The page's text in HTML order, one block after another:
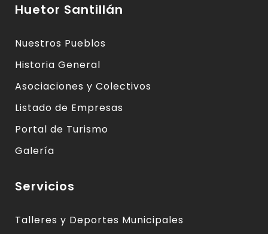
Huetor Santillán
Nuestros Pueblos
Historia General
Asociaciones y Colectivos
Listado de Empresas
Portal de Turismo
Galería
Servicios
Talleres y Deportes Municipales